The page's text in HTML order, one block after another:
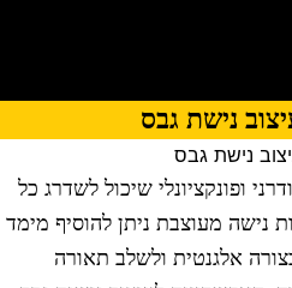
נישת גבס
נישת גבס
ופונקציונלי שיכול לשדרג כל
מעוצבת ניתן להוסיף מימד
אלגנטית ולשלב תאורה